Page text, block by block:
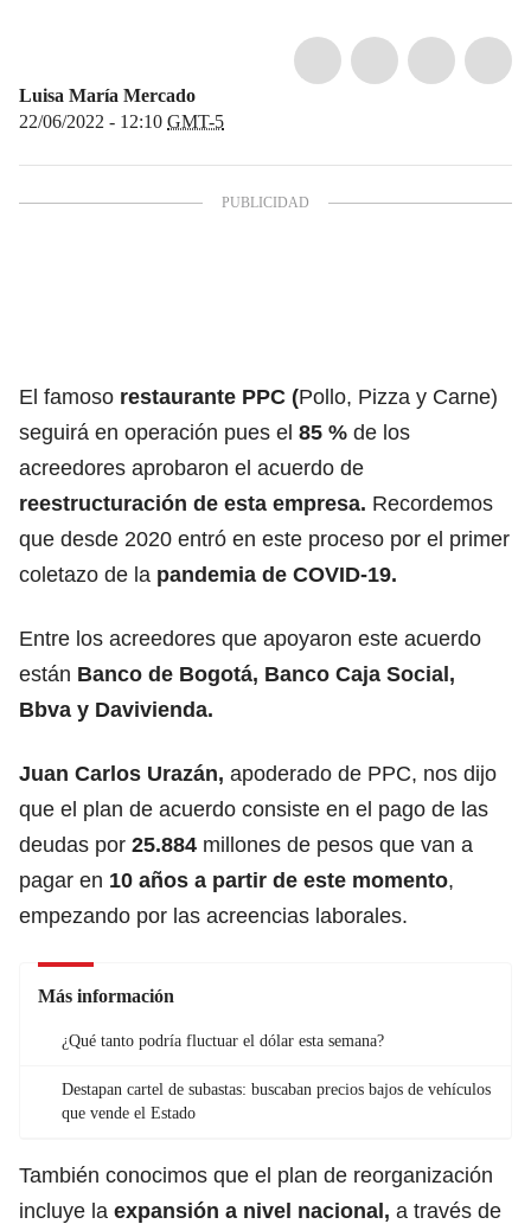
Luisa María Mercado
22/06/2022 - 12:10 GMT-5
El famoso restaurante PPC (Pollo, Pizza y Carne)
seguirá en operación pues el 85 % de los
acreedores aprobaron el acuerdo de
reestructuración de esta empresa. Recordemos
que desde 2020 entró en este proceso por el primer
coletazo de la pandemia de COVID-19.
Entre los acreedores que apoyaron este acuerdo
están Banco de Bogotá, Banco Caja Social,
Bbva y Davivienda.
Juan Carlos Urazán, apoderado de PPC, nos dijo
que el plan de acuerdo consiste en el pago de las
deudas por 25.884 millones de pesos que van a
pagar en 10 años a partir de este momento,
empezando por las acreencias laborales.
Más información
¿Qué tanto podría fluctuar el dólar esta semana?
Destapan cartel de subastas: buscaban precios bajos de vehículos
que vende el Estado
También conocimos que el plan de reorganización
incluye la expansión a nivel nacional, a través de